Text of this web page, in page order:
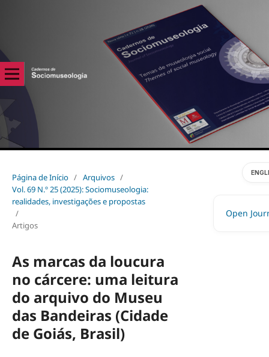
Página de Início / Arquivos /
Vol. 69 N.º 25 (2025): Sociomuseologia:
realidades, investigações e propostas
/
Artigos
As marcas da loucura
no cárcere: uma leitura
do arquivo do Museu
das Bandeiras (Cidade
de Goiás, Brasil)
Open